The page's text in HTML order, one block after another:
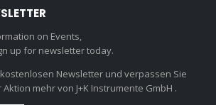
on Events,
up for newsletter today.
Newsletter und verpassen Sie
mehr von J+K Instrumente GmbH .